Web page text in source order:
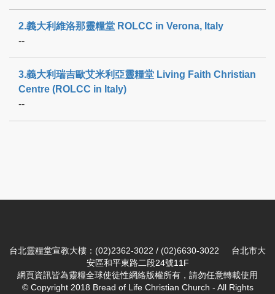
2.義大利維洛那靈糧堂 ROLCC in Verona, Italy
--
3.義大利瑞吉歐艾米利亞靈糧堂 Living Faith Christian
Centre (ROLCC in Italy)
--
台北靈糧堂宣教大樓：(02)2362-3022 / (02)6630-3022 台北市大
安區和平東路二段24號11F
網頁資訊皆為靈糧全球使徒性網絡版權所有，請勿任意轉載使用
© Copyright 2018 Bread of Life Christian Church - All Rights